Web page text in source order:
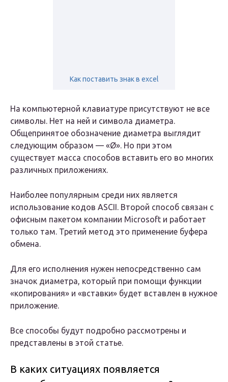
Как поставить знак в excel
На компьютерной клавиатуре присутствуют не все
символы. Нет на ней и символа диаметра.
Общепринятое обозначение диаметра выглядит
следующим образом — «Ø». Но при этом
существует масса способов вставить его во многих
различных приложениях.
Наиболее популярным среди них является
использование кодов ASCII. Второй способ связан с
офисным пакетом компании Microsoft и работает
только там. Третий метод это применение буфера
обмена.
Для его исполнения нужен непосредственно сам
значок диаметра, который при помощи функции
«копирования» и «вставки» будет вставлен в нужное
приложение.
Все способы будут подробно рассмотрены и
представлены в этой статье.
В каких ситуациях появляется